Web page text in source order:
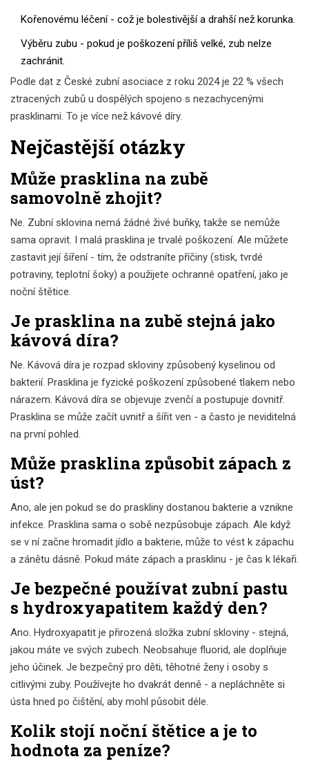
Kořenovému léčení - což je bolestivější a drahší než korunka.
Výběru zubu - pokud je poškození příliš velké, zub nelze
zachránit.
Podle dat z České zubní asociace z roku 2024 je 22 % všech
ztracených zubů u dospělých spojeno s nezachycenými
prasklinami. To je více než kávové díry.
Nejčastější otázky
Může prasklina na zubě
samovolně zhojit?
Ne. Zubní sklovina nemá žádné živé buňky, takže se nemůže
sama opravit. I malá prasklina je trvalé poškození. Ale můžete
zastavit její šíření - tím, že odstraníte příčiny (stisk, tvrdé
potraviny, teplotní šoky) a použijete ochranné opatření, jako je
noční štětice.
Je prasklina na zubě stejná jako
kávová díra?
Ne. Kávová díra je rozpad skloviny způsobený kyselinou od
bakterií. Prasklina je fyzické poškození způsobené tlakem nebo
nárazem. Kávová díra se objevuje zvenčí a postupuje dovnitř.
Prasklina se může začít uvnitř a šířit ven - a často je neviditelná
na první pohled.
Může prasklina způsobit zápach z
úst?
Ano, ale jen pokud se do praskliny dostanou bakterie a vznikne
infekce. Prasklina sama o sobě nezpůsobuje zápach. Ale když
se v ní začne hromadit jídlo a bakterie, může to vést k zápachu
a zánětu dásně. Pokud máte zápach a prasklinu - je čas k lékaři.
Je bezpečné používat zubní pastu
s hydroxyapatitem každý den?
Ano. Hydroxyapatit je přirozená složka zubní skloviny - stejná,
jakou máte ve svých zubech. Neobsahuje fluorid, ale doplňuje
jeho účinek. Je bezpečný pro děti, těhotné ženy i osoby s
citlivými zuby. Používejte ho dvakrát denně - a nepláchněte si
ústa hned po čištění, aby mohl působit déle.
Kolik stojí noční štětice a je to
hodnota za peníze?